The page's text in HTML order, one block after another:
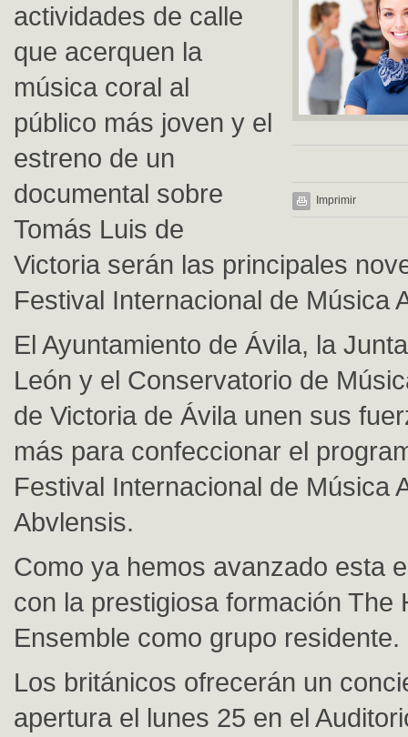
Imprimir
actividades de calle
que acerquen la
música coral al
público más joven y el
estreno de un
documental sobre
Tomás Luis de
Victoria serán las principales
Festival Internacional de Música
El Ayuntamiento de Ávila, la
León y el Conservatorio de
de Victoria de Ávila unen sus
más para confeccionar el
Festival Internacional de Música
Abvlensis.
Como ya hemos avanzado esta
con la prestigiosa formación The
Ensemble como grupo residente.
Los británicos ofrecerán un
apertura el lunes 25 en el